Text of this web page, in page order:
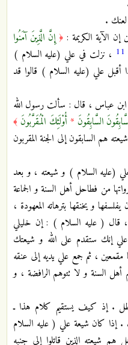
.
الآية الكريمة : ﴿ إِنَّ الَّذِينَ آمَنُوا
11 ، نزلت في علي (عليه السلام )
أقبل علي (عليه السلام ) قالوا قد
ابن عباس ، قال : سألت رسول الله
السَّابِقُونَ*أُوْلَئِكَ الْمُقَرَّبُونَ ﴾
هم السابقون إلى الجنة المقربون
(عليه السلام ) و شيعته ، و بعد
من فطاحل أهل السنة و الجماعة
و يخنقها بترهاته المعهودة ،
قال ( عليه السلام ) : إن خليلي
إنك ستقدم على الله و شيعتك
، ثم جمع علي يديه إلى عنقه
أهل السنة و لا تتوهم الرافضة ، و
. إذ كيف يستقيم كلام هذا ـ
إذا كان شيعة علي ( عليه السلام
شيعته الذين قاتلوا إلى جنبه